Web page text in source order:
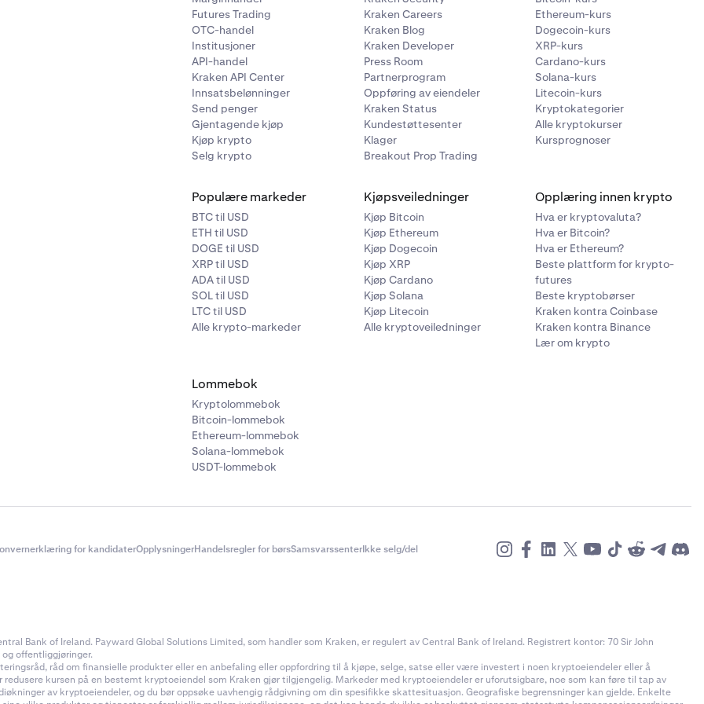
forms/37016855737620
å sende inn skjemaet for tapt tilgang hvis:
lenger logge på med identitetsleverandøren din, og du kan ikke
passordet til Kraken-kontoen din.
hvis du har knyttet e-posten din til Apples Skjul e-posten min, og du
mottar Krakens e-poster (ikke engang i søppelposten din).
kontoen din bruker en separat, gyldig e-post, bør du kunne logge på
å ha tilbakestilt passordet ditt – ingen skjema nødvendig.
Futures Trading
OTC-handel
Institusjoner
API-handel
Kraken API Center
Innsatsbelønninger
Send penger
Gjentagende kjøp
Kjøp krypto
Selg krypto
Kraken Careers
Kraken Blog
Kraken Developer
Press Room
Partnerprogram
Oppføring av eiendeler
Kraken Status
Kundestøttesenter
Klager
Breakout Prop Trading
Ethereum-kurs
Dogecoin-kurs
XRP-kurs
Cardano-kurs
Solana-kurs
Litecoin-kurs
Kryptokategorier
Alle kryptokurser
Kursprognoser
Populære markeder
BTC til USD
ETH til USD
DOGE til USD
XRP til USD
ADA til USD
SOL til USD
LTC til USD
Alle krypto-markeder
Kjøpsveiledninger
Kjøp Bitcoin
Kjøp Ethereum
Kjøp Dogecoin
Kjøp XRP
Kjøp Cardano
Kjøp Solana
Kjøp Litecoin
Alle kryptoveiledninger
Opplæring innen krypto
Hva er kryptovaluta?
Hva er Bitcoin?
Hva er Ethereum?
Beste plattform for krypto-
futures
Beste kryptobørser
Kraken kontra Coinbase
Kraken kontra Binance
Lær om krypto
Lommebok
Kryptolommebok
Bitcoin-lommebok
Ethereum-lommebok
Solana-lommebok
USDT-lommebok
for kandidaterOpplysningerHandelsregler for børsSamsvarssenterIkke selg/del
Bank of Ireland. Payward Global Solutions Limited, som handler som Kraken, er regulert av Central Bank of Ireland. Registrert kontor: 70 Sir John
offentliggjøringer.
råd om finansielle produkter eller en anbefaling eller oppfordring til å kjøpe, selge, satse eller være investert i noen kryptoeiendeler eller å
kursen på en bestemt kryptoeiendel som Kraken gjør tilgjengelig. Markeder med kryptoeiendeler er uforutsigbare, noe som kan føre til tap av
av kryptoeiendeler, og du bør oppsøke uavhengig rådgivning om din spesifikke skattesituasjon. Geografiske begrensninger kan gjelde. Enkelte